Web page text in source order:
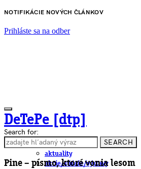
NOTIFIKÁCIE NOVÝCH ČLÁNKOV
Prihláste sa na odber
DeTePe [dtp]
ČLÁNKY
aktuality
akcie/súťaže/výstavy
Search for:
SEARCH
Pine – písmo, ktoré vonia lesom